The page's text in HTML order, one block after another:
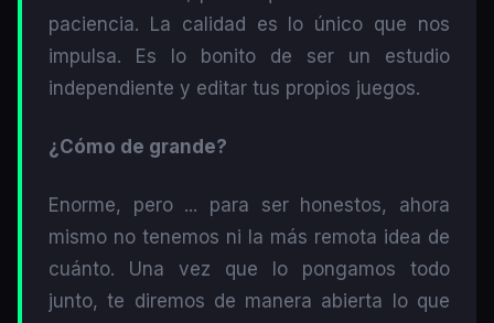
paciencia. La calidad es lo único que nos
impulsa. Es lo bonito de ser un estudio
independiente y editar tus propios juegos.
¿Cómo de grande?
Enorme, pero ... para ser honestos, ahora
mismo no tenemos ni la más remota idea de
cuánto. Una vez que lo pongamos todo
junto, te diremos de manera abierta lo que